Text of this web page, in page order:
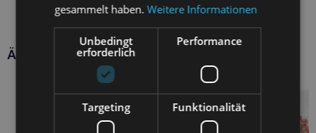
Ähnliche Produkte
gesammelt haben.Weitere Informationen
Unbedingt
erforderlich
Performance
Targeting Funktionalität